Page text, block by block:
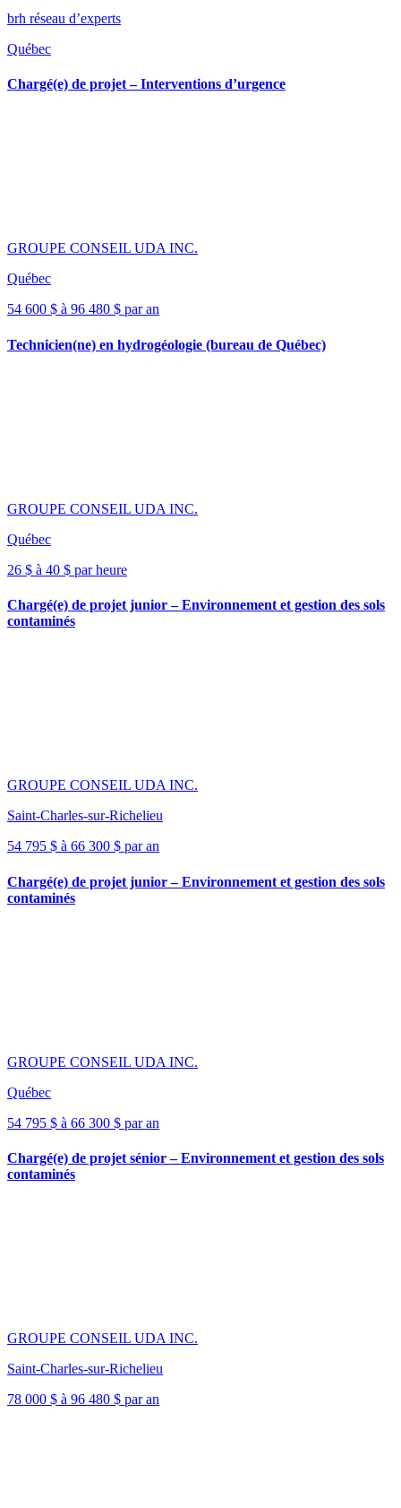
brh réseau d’experts
Québec
Chargé(e) de projet – Interventions d’urgence
GROUPE CONSEIL UDA INC.
Québec
54 600 $ à 96 480 $ par an
Technicien(ne) en hydrogéologie (bureau de Québec)
GROUPE CONSEIL UDA INC.
Québec
26 $ à 40 $ par heure
Chargé(e) de projet junior – Environnement et gestion des sols
contaminés
GROUPE CONSEIL UDA INC.
Saint-Charles-sur-Richelieu
54 795 $ à 66 300 $ par an
Chargé(e) de projet junior – Environnement et gestion des sols
contaminés
GROUPE CONSEIL UDA INC.
Québec
54 795 $ à 66 300 $ par an
Chargé(e) de projet sénior – Environnement et gestion des sols
contaminés
GROUPE CONSEIL UDA INC.
Saint-Charles-sur-Richelieu
78 000 $ à 96 480 $ par an